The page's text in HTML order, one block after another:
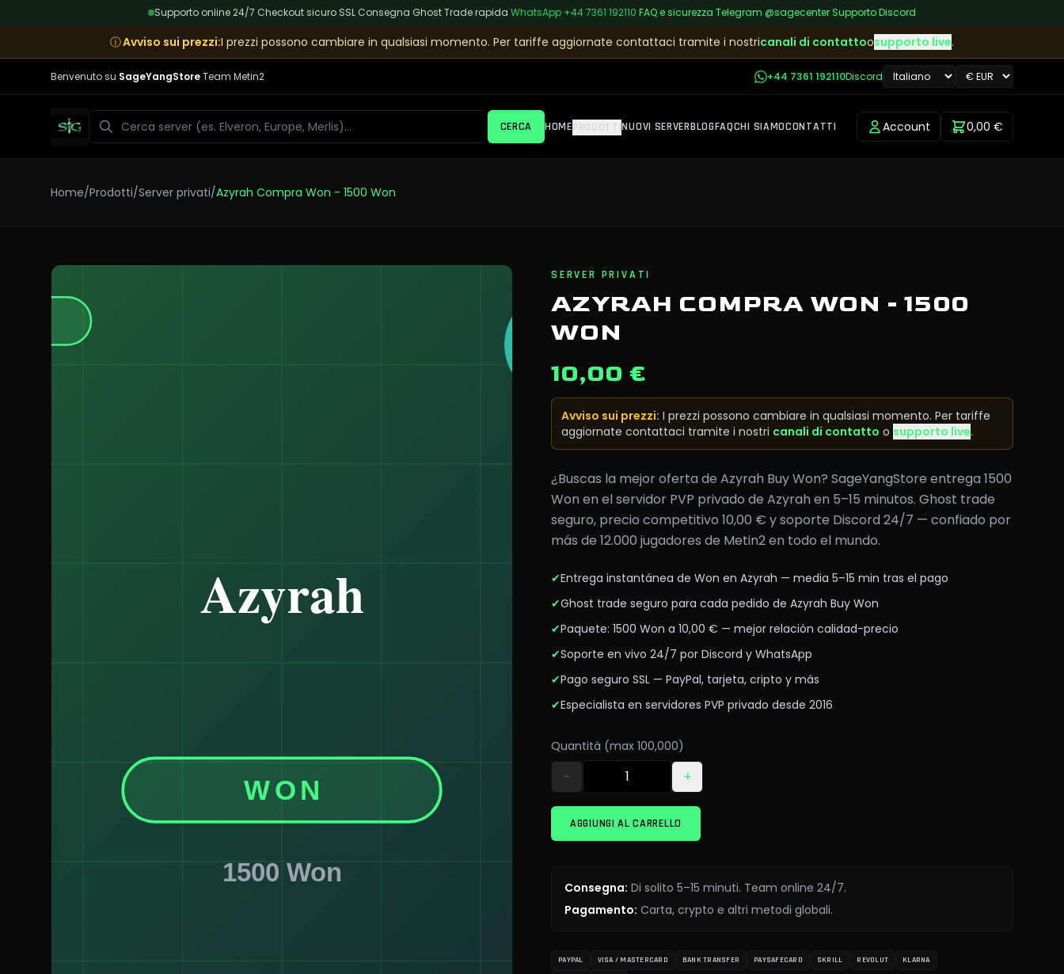
Supporto online 24/7 Checkout sicuro SSL Consegna Ghost Trade rapida WhatsApp +44 7361 192110 FAQ e sicurezza Telegram @sagecenter Supporto Discord
ⓘAvviso sui prezzi:I prezzi possono cambiare in qualsiasi momento. Per tariffe aggiornate contattaci tramite i nostricanali di contattoosupporto live.
Benvenuto su SageYangStoreTeam Metin2 +44 7361 192110Discord
Cerca CERCA HOMEPRODOTTINUOVI SERVERBLOGFAQCHI SIAMOCONTATTI Account 0,00 €
Home/Prodotti/Server privati/Azyrah Compra Won - 1500 Won
SERVER PRIVATI
AZYRAH COMPRA WON - 1500
WON
10,00 €
Avviso sui prezzi: I prezzi possono cambiare in qualsiasi momento. Per tariffe
aggiornate contattaci tramite i nostri canali di contatto o supporto live.
¿Buscas la mejor oferta de Azyrah Buy Won? SageYangStore entrega 1500
Won en el servidor PVP privado de Azyrah en 5–15 minutos. Ghost trade
seguro, precio competitivo 10,00 € y soporte Discord 24/7 — confiado por
más de 12.000 jugadores de Metin2 en todo el mundo.
✔Entrega instantánea de Won en Azyrah — media 5–15 min tras el pago
✔Ghost trade seguro para cada pedido de Azyrah Buy Won
✔Paquete: 1500 Won a 10,00 € — mejor relación calidad-precio
✔Soporte en vivo 24/7 por Discord y WhatsApp
✔Pago seguro SSL — PayPal, tarjeta, cripto y más
✔Especialista en servidores PVP privado desde 2016
Quantità (max 100,000)
− +
AGGIUNGI AL CARRELLO
Consegna: Di solito 5–15 minuti. Team online 24/7.
Pagamento: Carta, crypto e altri metodi globali.
PAYPAL VISA / MASTERCARD BANK TRANSFER PAYSAFECARD SKRILL REVOLUT KLARNA